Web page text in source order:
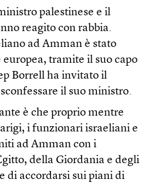
palestinese e il
reagito con rabbia.
ad Amman è stato
europea, tramite il suo capo
Borrell ha invitato il
il suo ministro.
è che proprio mentre
i funzionari israeliani e
ad Amman con i
della Giordania e degli
di accordarsi sui piani di